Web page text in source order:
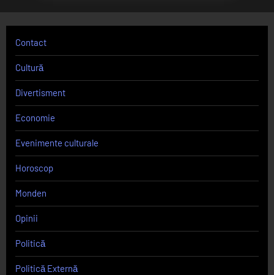
Contact
Cultură
Divertisment
Economie
Evenimente culturale
Horoscop
Monden
Opinii
Politică
Politică Externă